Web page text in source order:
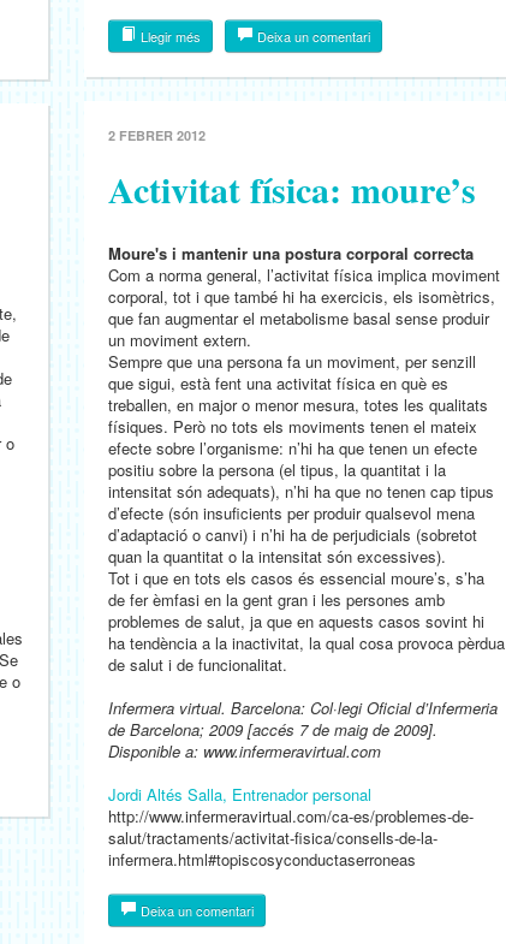
o
o
Llegir més Deixa un comentari
2 FEBRER 2012
Activitat física: moure’s
Moure's i mantenir una postura corporal correcta
Com a norma general, l’activitat física implica moviment
corporal, tot i que també hi ha exercicis, els isomètrics,
que fan augmentar el metabolisme basal sense produir
un moviment extern.
Sempre que una persona fa un moviment, per senzill
que sigui, està fent una activitat física en què es
treballen, en major o menor mesura, totes les qualitats
físiques. Però no tots els moviments tenen el mateix
efecte sobre l’organisme: n’hi ha que tenen un efecte
positiu sobre la persona (el tipus, la quantitat i la
intensitat són adequats), n’hi ha que no tenen cap tipus
d’efecte (són insuficients per produir qualsevol mena
d’adaptació o canvi) i n’hi ha de perjudicials (sobretot
quan la quantitat o la intensitat són excessives).
Tot i que en tots els casos és essencial moure’s, s’ha
de fer èmfasi en la gent gran i les persones amb
problemes de salut, ja que en aquests casos sovint hi
ha tendència a la inactivitat, la qual cosa provoca pèrdua
de salut i de funcionalitat.
Infermera virtual. Barcelona: Col·legi Oficial d’Infermeria
de Barcelona; 2009 [accés 7 de maig de 2009].
Disponible a: www.infermeravirtual.com
Jordi Altés Salla, Entrenador personal
http://www.infermeravirtual.com/ca-es/problemes-de-
salut/tractaments/activitat-fisica/consells-de-la-
infermera.html#topiscosyconductaserroneas
Deixa un comentari